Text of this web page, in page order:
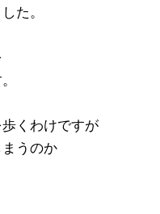
た。
くわけですが
うのか